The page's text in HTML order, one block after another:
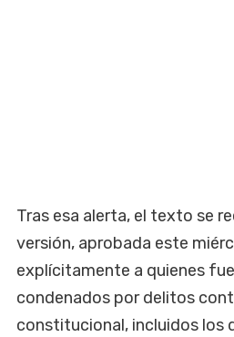
Tras esa alerta, el texto se
versión, aprobada este
explícitamente a quienes
condenados por delitos
constitucional, incluidos los